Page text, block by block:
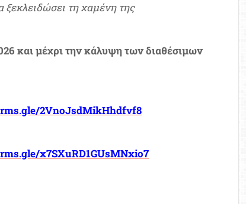
ξεκλειδώσει τη χαμένη της
και μέχρι την κάλυψη των διαθέσιμων
2VnoJsdMikHhdfvf8
x7SXuRD1GUsMNxio7